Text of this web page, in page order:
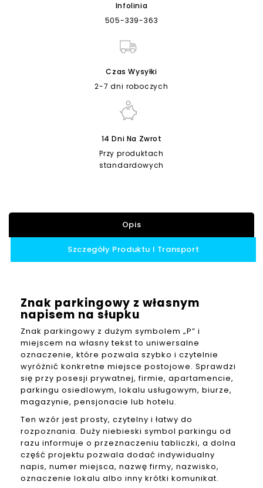
Infolinia
505-339-363
Czas Wysyłki
2-7 dni roboczych
14 Dni Na Zwrot
Przy produktach
standardowych
Opis
Szczegóły Produktu I Transport
Znak parkingowy z własnym
napisem na słupku
Znak parkingowy z dużym symbolem „P” i
miejscem na własny tekst to uniwersalne
oznaczenie, które pozwala szybko i czytelnie
wyróżnić konkretne miejsce postojowe. Sprawdzi
się przy posesji prywatnej, firmie, apartamencie,
parkingu osiedlowym, lokalu usługowym, biurze,
magazynie, pensjonacie lub hotelu.
Ten wzór jest prosty, czytelny i łatwy do
rozpoznania. Duży niebieski symbol parkingu od
razu informuje o przeznaczeniu tabliczki, a dolna
część projektu pozwala dodać indywidualny
napis, numer miejsca, nazwę firmy, nazwisko,
oznaczenie lokalu albo inny krótki komunikat.